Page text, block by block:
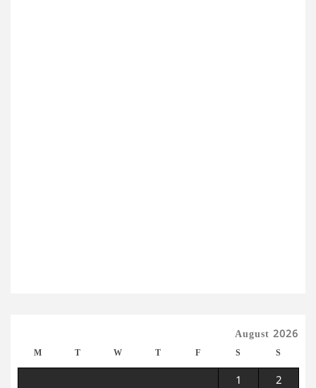
August 2026
M T W T F S S
1 2